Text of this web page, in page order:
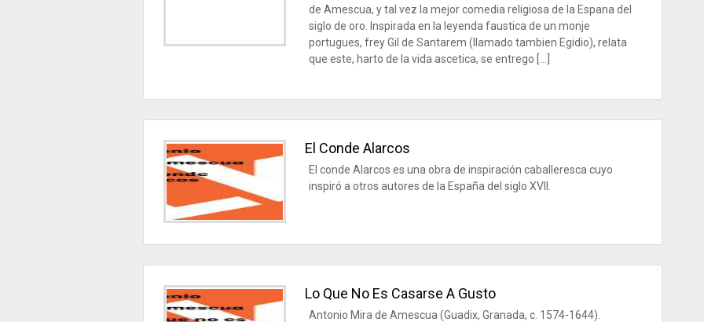
de Amescua, y tal vez la mejor comedia religiosa de la Espana del
siglo de oro. Inspirada en la leyenda faustica de un monje
portugues, frey Gil de Santarem (llamado tambien Egidio), relata
que este, harto de la vida ascetica, se entrego […]
El Conde Alarcos
El conde Alarcos es una obra de inspiración caballeresca cuyo
inspiró a otros autores de la España del siglo XVII.
Lo Que No Es Casarse A Gusto
Antonio Mira de Amescua (Guadix, Granada, c. 1574-1644).